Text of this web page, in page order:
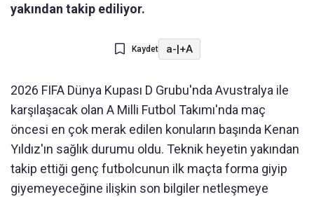
yakından takip ediliyor.
Kaydet a-|+A
2026 FIFA Dünya Kupası D Grubu'nda Avustralya ile
karşılaşacak olan A Milli Futbol Takımı'nda maç
öncesi en çok merak edilen konuların başında Kenan
Yıldız'ın sağlık durumu oldu. Teknik heyetin yakından
takip ettiği genç futbolcunun ilk maçta forma giyip
giyemeyeceğine ilişkin son bilgiler netleşmeye